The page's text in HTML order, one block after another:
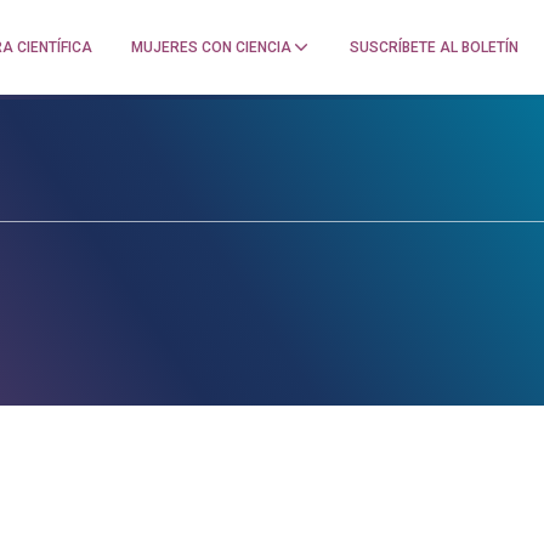
CIENTÍFICA MUJERES CON CIENCIA SUSCRÍBETE AL BOLETÍN